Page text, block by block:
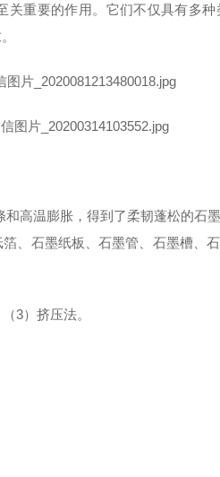
重要的作用。它们不仅具有多
高温膨胀，得到了柔韧蓬松的石
、石墨纸板、石墨管、石墨槽、
3）挤压法。